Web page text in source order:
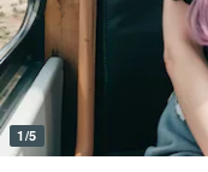
1/5